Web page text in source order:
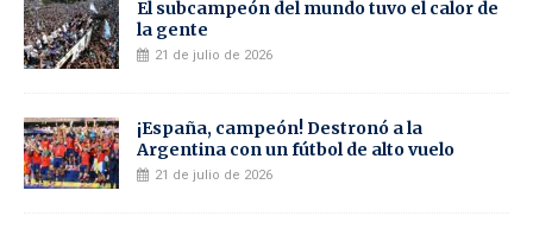
El subcampeón del mundo tuvo el calor de
la gente
21 de julio de 2026
¡España, campeón! Destronó a la
Argentina con un fútbol de alto vuelo
21 de julio de 2026